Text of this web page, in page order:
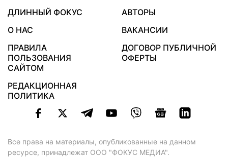
ДЛИННЫЙ ФОКУС
АВТОРЫ
О НАС
ВАКАНСИИ
ПРАВИЛА
ПОЛЬЗОВАНИЯ
САЙТОМ
ДОГОВОР ПУБЛИЧНОЙ
ОФЕРТЫ
РЕДАКЦИОННАЯ
ПОЛИТИКА
Все права на материалы, опубликованные на данном
ресурсе, принадлежат ООО "ФОКУС МЕДИА".